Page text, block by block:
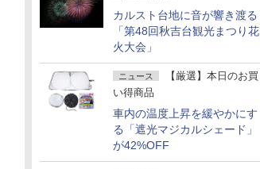
カルスト台地に音が響き渡る
「第48回秋吉台観光まつり花
火大会」
ニュース
【厳選】本日のお買
い得商品
車内の温度上昇を緩やかにす
る「遮光マジカルシェード」
が42%OFF